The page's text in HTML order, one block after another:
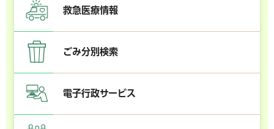
救急医療情報
ごみ分別検索
電子行政サービス